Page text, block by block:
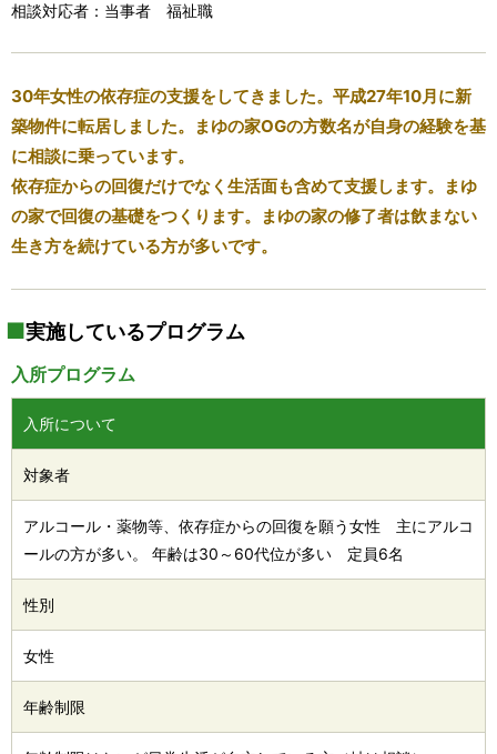
相談対応者：当事者 福祉職
30年女性の依存症の支援をしてきました。平成27年10月に新
築物件に転居しました。まゆの家OGの方数名が自身の経験を基
に相談に乗っています。
依存症からの回復だけでなく生活面も含めて支援します。まゆ
の家で回復の基礎をつくります。まゆの家の修了者は飲まない
生き方を続けている方が多いです。
実施しているプログラム
入所プログラム
入所について
対象者
アルコール・薬物等、依存症からの回復を願う女性 主にアルコ
ールの方が多い。 年齢は30～60代位が多い 定員6名
性別
女性
年齢制限